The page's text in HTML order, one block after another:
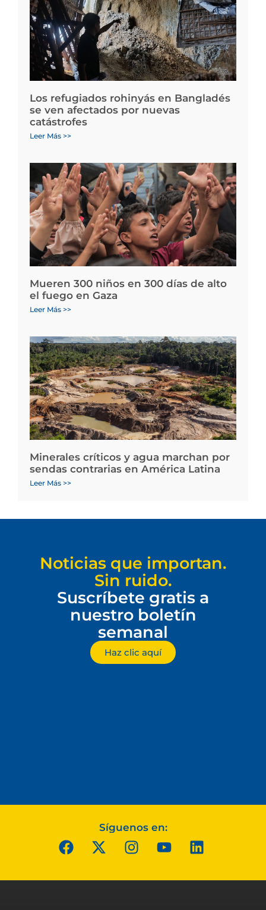
Los refugiados rohinyás en Bangladés
se ven afectados por nuevas
catástrofes
Leer Más >>
Mueren 300 niños en 300 días de alto
el fuego en Gaza
Leer Más >>
Minerales críticos y agua marchan por
sendas contrarias en América Latina
Leer Más >>
Noticias que importan.
Sin ruido.
Suscríbete gratis a
nuestro boletín
semanal
Haz clic aquí
Síguenos en: